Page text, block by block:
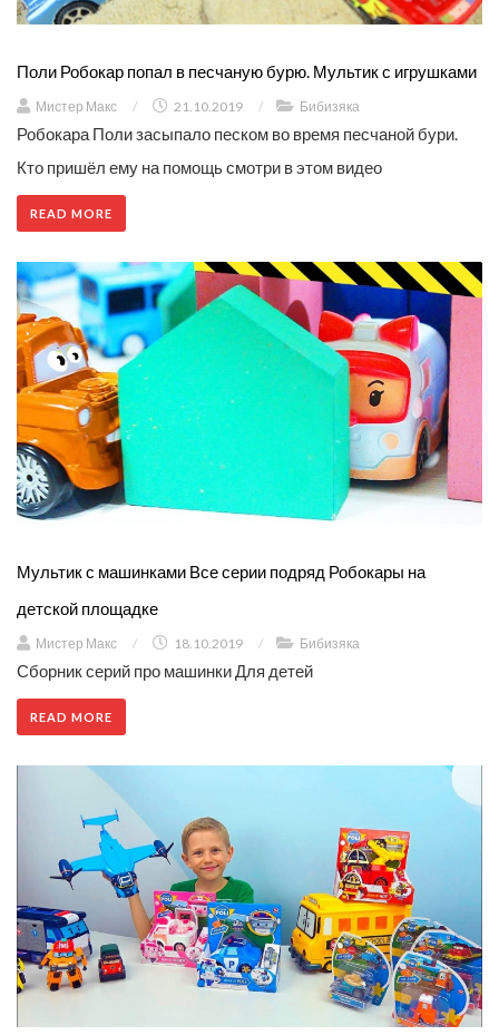
Поли Робокар попал в песчаную бурю. Мультик с игрушками
Мистер Макс / 21.10.2019 / Бибизяка
Робокара Поли засыпало песком во время песчаной бури.
Кто пришёл ему на помощь смотри в этом видео
READ MORE
Мультик с машинками Все серии подряд Робокары на
детской площадке
Мистер Макс / 18.10.2019 / Бибизяка
Сборник серий про машинки Для детей
READ MORE